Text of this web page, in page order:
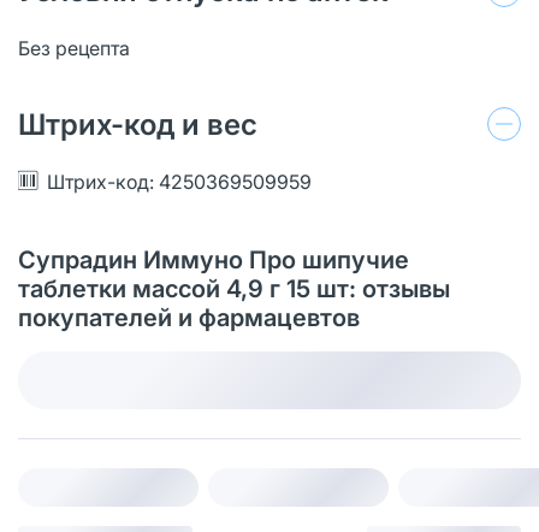
Без рецепта
Штрих-код и вес
Штрих-код: 4250369509959
Супрадин Иммуно Про шипучие
таблетки массой 4,9 г 15 шт: отзывы
покупателей и фармацевтов